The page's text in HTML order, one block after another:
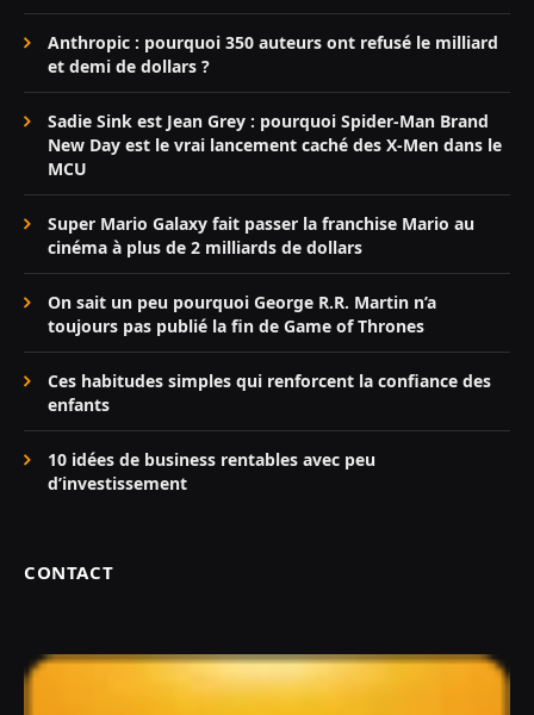
Anthropic : pourquoi 350 auteurs ont refusé le milliard
et demi de dollars ?
Sadie Sink est Jean Grey : pourquoi Spider-Man Brand
New Day est le vrai lancement caché des X-Men dans le
MCU
Super Mario Galaxy fait passer la franchise Mario au
cinéma à plus de 2 milliards de dollars
On sait un peu pourquoi George R.R. Martin n’a
toujours pas publié la fin de Game of Thrones
Ces habitudes simples qui renforcent la confiance des
enfants
10 idées de business rentables avec peu
d’investissement
CONTACT